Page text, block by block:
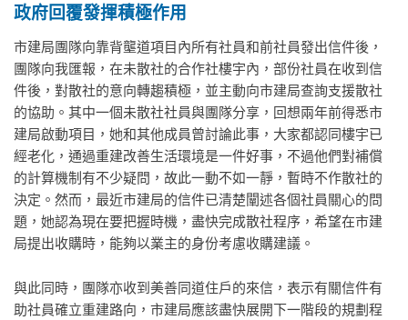
政府回覆發揮積極作用
市建局團隊向靠背壟道項目內所有社員和前社員發出信件後，
團隊向我匯報，在未散社的合作社樓宇內，部份社員在收到信
件後，對散社的意向轉趨積極，並主動向市建局查詢支援散社
的協助。其中一個未散社社員與團隊分享，回想兩年前得悉市
建局啟動項目，她和其他成員曾討論此事，大家都認同樓宇已
經老化，通過重建改善生活環境是一件好事，不過他們對補償
的計算機制有不少疑問，故此一動不如一靜，暫時不作散社的
決定。然而，最近市建局的信件已清楚闡述各個社員關心的問
題，她認為現在要把握時機，盡快完成散社程序，希望在市建
局提出收購時，能夠以業主的身份考慮收購建議。
與此同時，團隊亦收到美善同道住戶的來信，表示有關信件有
助社員確立重建路向，市建局應該盡快展開下一階段的規劃程